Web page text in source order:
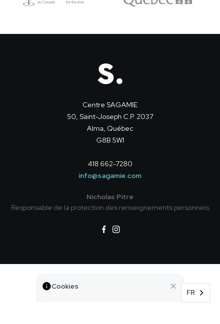
Centre SAGAMIE
50, Saint-Joseph C.P. 2037
Alma, Québec
G8B 5W1
418 662-7280
info@sagamie.com
Nicholas Pitre
Responsable de la protection des renseignements personnels
Cookies
©Tous droits réservés — Centre SAGAMIE FR